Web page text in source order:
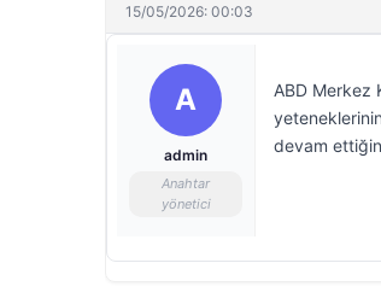
15/05/2026: 00:03
A
admin
Anahtar
yönetici
ABD Merkez
devam